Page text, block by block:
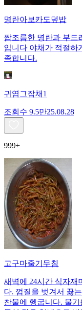
명란아보카도덮밥
짭조름한 명란과 부드
입니다 야채가 적절하
족합니다.
귀염그잡채1
조회수 9.5만25.08.28
999+
고구마줄기무침
새벽에 24시간 식자재
다. 껍질을 벗겨서 끓
찬물에 헹굽니다. 물